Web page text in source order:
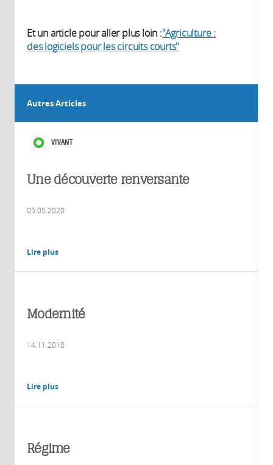
Et un article pour aller plus loin :"Agriculture :
des logiciels pour les circuits courts"
Autres Articles
VIVANT
Une découverte renversante
05.05.2020
Lire plus
Modernité
14.11.2018
Lire plus
Régime